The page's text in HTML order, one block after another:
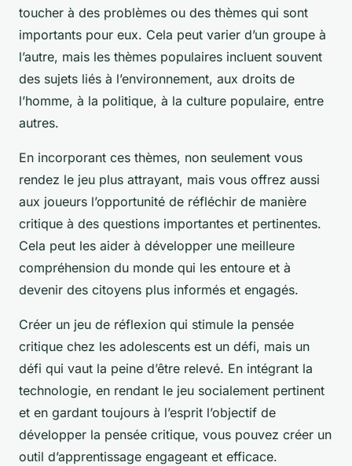
toucher à des problèmes ou des thèmes qui sont
importants pour eux. Cela peut varier d’un groupe à
l’autre, mais les thèmes populaires incluent souvent
des sujets liés à l’environnement, aux droits de
l’homme, à la politique, à la culture populaire, entre
autres.
En incorporant ces thèmes, non seulement vous
rendez le jeu plus attrayant, mais vous offrez aussi
aux joueurs l’opportunité de réfléchir de manière
critique à des questions importantes et pertinentes.
Cela peut les aider à développer une meilleure
compréhension du monde qui les entoure et à
devenir des citoyens plus informés et engagés.
Créer un jeu de réflexion qui stimule la pensée
critique chez les adolescents est un défi, mais un
défi qui vaut la peine d’être relevé. En intégrant la
technologie, en rendant le jeu socialement pertinent
et en gardant toujours à l’esprit l’objectif de
développer la pensée critique, vous pouvez créer un
outil d’apprentissage engageant et efficace.